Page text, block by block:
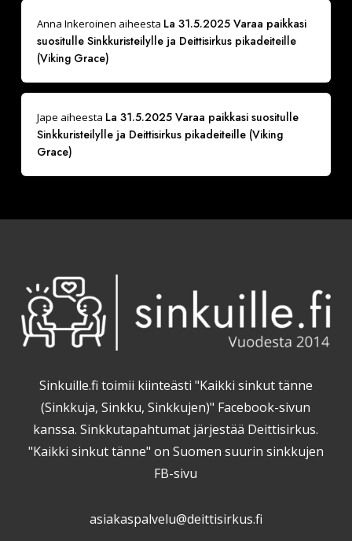
Anna Inkeroinen aiheesta La 31.5.2025 Varaa paikkasi
suositulle Sinkkuristeilylle ja Deittisirkus pikadeiteille
(Viking Grace)
Jape aiheesta La 31.5.2025 Varaa paikkasi suositulle
Sinkkuristeilylle ja Deittisirkus pikadeiteille (Viking
Grace)
Sinkuille.fi toimii kiinteästi "Kaikki sinkut tänne
(Sinkkuja, Sinkku, Sinkkujen)" Facebook-sivun
kanssa. Sinkkutapahtumat järjestää Deittisirkus.
"Kaikki sinkut tänne" on Suomen suurin sinkkujen
FB-sivu
asiakaspalvelu@deittisirkus.fi